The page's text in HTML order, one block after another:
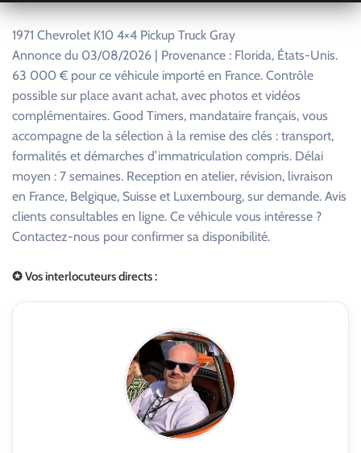
1971 Chevrolet K10 4×4 Pickup Truck Gray
Annonce du 03/08/2026 | Provenance : Florida, États-Unis.
63 000 € pour ce véhicule importé en France. Contrôle
possible sur place avant achat, avec photos et vidéos
complémentaires. Good Timers, mandataire français, vous
accompagne de la sélection à la remise des clés : transport,
formalités et démarches d’immatriculation compris. Délai
moyen : 7 semaines. Reception en atelier, révision, livraison
en France, Belgique, Suisse et Luxembourg, sur demande. Avis
clients consultables en ligne. Ce véhicule vous intéresse ?
Contactez-nous pour confirmer sa disponibilité.
✪ Vos interlocuteurs directs :